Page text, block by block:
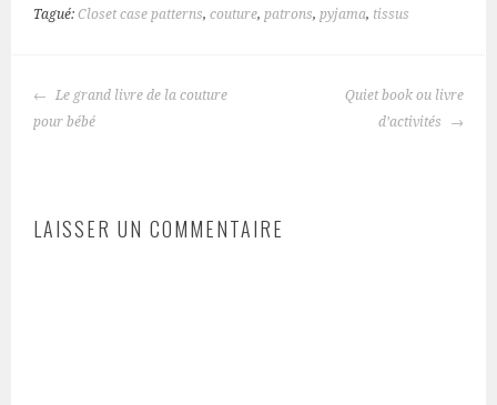
Tagué:Closet case patterns,couture, patrons, pyjama, tissus
NAVIGATION
DES
Le grand livre de la couture
pour bébé
Quiet book ou livre
d’activités
LAISSER UN COMMENTAIRE